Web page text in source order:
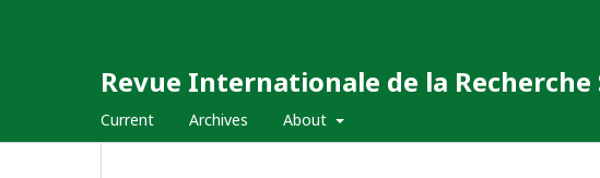
Revue Internationale de la
Current Archives About